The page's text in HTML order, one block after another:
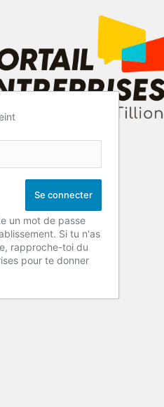
un mot de passe
Si tu n'as
rapproche-toi du
pour te donner